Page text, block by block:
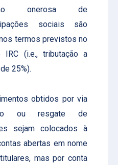
onerosa de
sociais são
termos previstos no
IRC (i.e., tributação a
25%).
obtidos por via
ou resgate de
sejam colocados à
abertas em nome
mas por conta